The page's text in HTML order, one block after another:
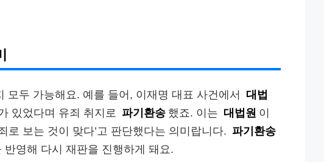
모두 가능해요. 예를 들어, 이재명 대표 사건에서
대법
있었다며 유죄 취지로 파기환송 했죠. 이는 대법원 이
로 보는 것이 맞다’고 판단했다는 의미랍니다. 파기환송
반영해 다시 재판을 진행하게 돼요.